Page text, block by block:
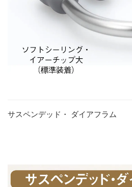
サスペンデッド・ ダイアフラム